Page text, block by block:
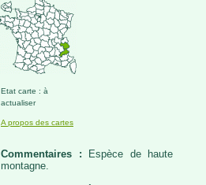
Etat carte : à
actualiser
A propos des cartes
Commentaires :
Espèce de haute
montagne.